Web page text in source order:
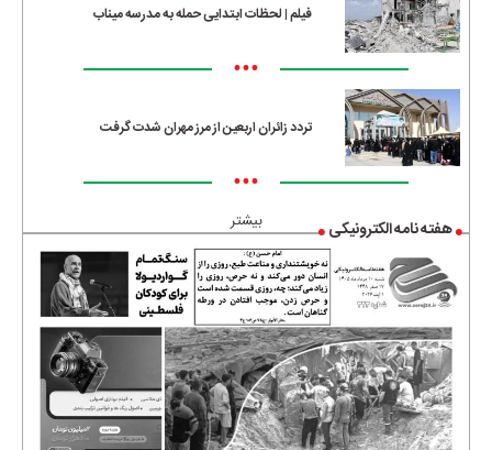
فیلم | لحظات ابتدایی حمله به مدرسه میناب
•••
تردد زائران اربعین از مرز مهران شدت گرفت
•••
بیشتر هفته نامه الکترونیکی